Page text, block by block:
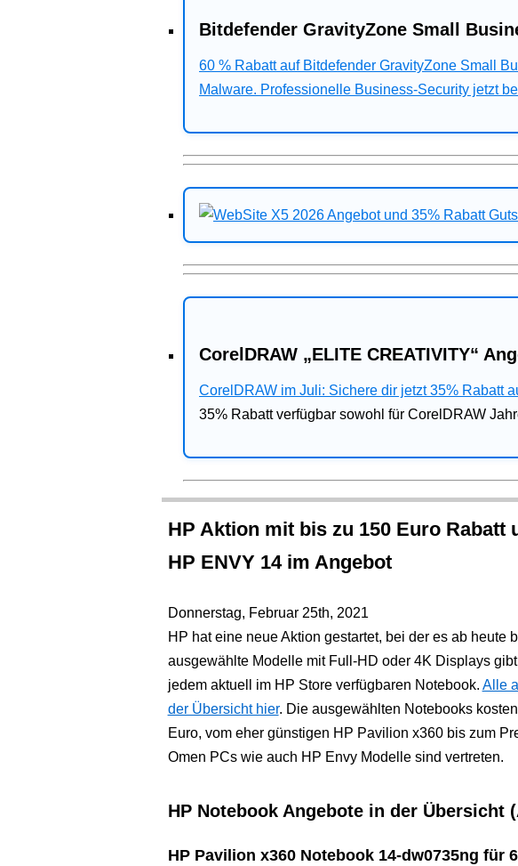
Bitdefender GravityZone Small
60 % Rabatt auf Bitdefender GravityZone Small
Malware. Professionelle Business-Security jetzt
CorelDRAW „ELITE CREATIVITY“
CorelDRAW im Juli: Sichere dir jetzt 35% Rabatt
35% Rabatt verfügbar sowohl für CorelDRAW
HP Aktion mit bis zu 150 Euro Rabatt
HP ENVY 14 im Angebot
Donnerstag, Februar 25th, 2021
HP hat eine neue Aktion gestartet, bei der es ab heute
ausgewählte Modelle mit Full-HD oder 4K Displays
jedem aktuell im HP Store verfügbaren Notebook. Alle
der Übersicht hier. Die ausgewählten Notebooks
Euro, vom eher günstigen HP Pavilion x360 bis zum
Omen PCs wie auch HP Envy Modelle sind vertreten.
HP Notebook Angebote in der Übersicht
HP Pavilion x360 Notebook 14-dw0735ng für